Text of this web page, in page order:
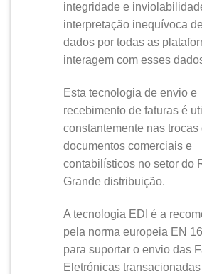
integridade e
interpretação inequívoca
dados por todas as
interagem com esses
Esta tecnologia de envio e
recebimento de faturas é
constantemente nas trocas
documentos comerciais e
contabilísticos no setor do
Grande distribuição.
A tecnologia EDI é a
pela norma europeia EN
para suportar o envio das
Eletrónicas